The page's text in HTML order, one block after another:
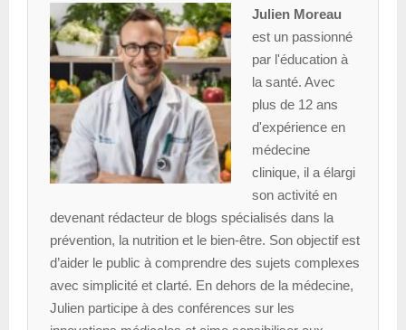
Julien Moreau
est un passionné
par l'éducation à
la santé. Avec
plus de 12 ans
d'expérience en
médecine
clinique, il a élargi
son activité en
devenant rédacteur de blogs spécialisés dans la
prévention, la nutrition et le bien-être. Son objectif est
d’aider le public à comprendre des sujets complexes
avec simplicité et clarté. En dehors de la médecine,
Julien participe à des conférences sur les